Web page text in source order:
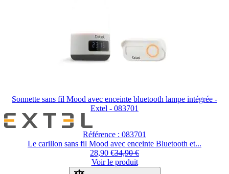
Sonnette sans fil Mood avec enceinte bluetooth lampe intégrée -
Extel - 083701
Référence : 083701
Le carillon sans fil Mood avec enceinte Bluetooth et...
28,90 €34,90 €
Voir le produit